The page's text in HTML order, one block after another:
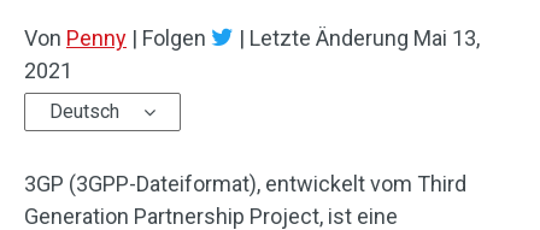
Seitenverhältnis
Geschwindigkeit anpassen/umkehren
Audioeffekte
Video-Konverter
Online-Video-Downloader
Von Penny | Folgen | Letzte Änderung Mai 13,
2021
Deutsch
3GP (3GPP-Dateiformat), entwickelt vom Third
Generation Partnership Project, ist eine